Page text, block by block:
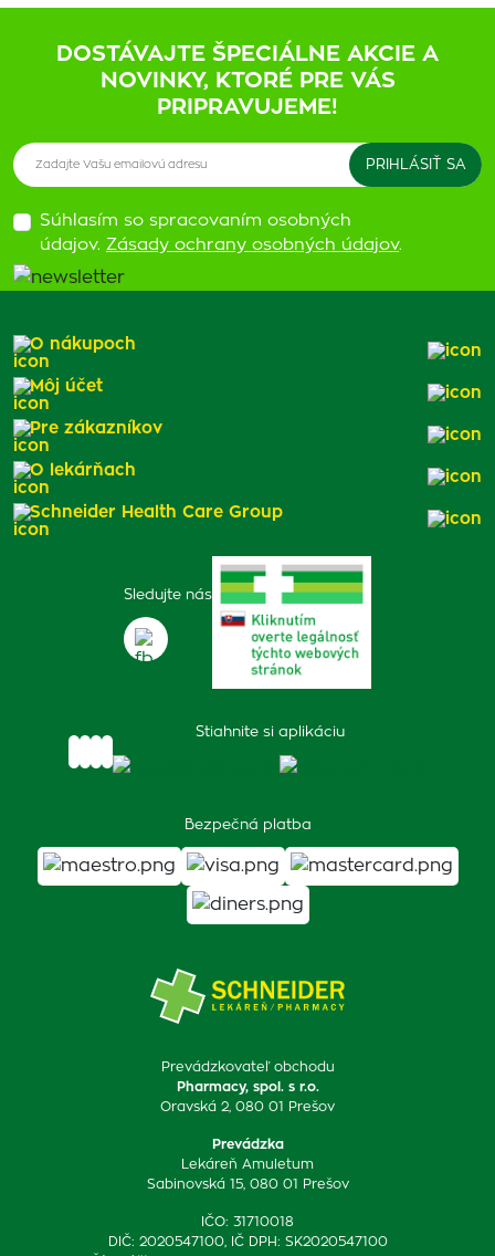
DOSTÁVAJTE ŠPECIÁLNE AKCIE A
NOVINKY, KTORÉ PRE VÁS
PRIPRAVUJEME!
Súhlasím so spracovaním osobných
údajov. Zásady ochrany osobných údajov.
Prevádzkovateľ obchodu
Pharmacy, spol. s r.o.
Oravská 2, 080 01 Prešov
Prevádzka
Lekáreň Amuletum
Sabinovská 15, 080 01 Prešov
IČO: 31710018
DIČ: 2020547100, IČ DPH: SK2020547100
Sledujte nás
Stiahnite si aplikáciu
Bezpečná platba
O nákupoch
Môj účet
Pre zákazníkov
O lekárňach
Schneider Health Care Group